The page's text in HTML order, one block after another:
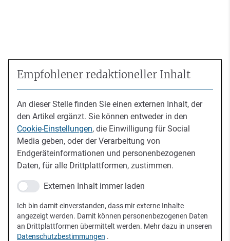
Empfohlener redaktioneller Inhalt
An dieser Stelle finden Sie einen externen Inhalt, der
den Artikel ergänzt. Sie können entweder in den
Cookie-Einstellungen, die Einwilligung für Social
Media geben, oder der Verarbeitung von
Endgeräteinformationen und personenbezogenen
Daten, für alle Drittplattformen, zustimmen.
Externen Inhalt immer laden
Ich bin damit einverstanden, dass mir externe Inhalte
angezeigt werden. Damit können personenbezogenen Daten
an Drittplattformen übermittelt werden. Mehr dazu in unseren
Datenschutzbestimmungen .